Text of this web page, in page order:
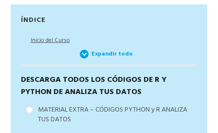
Barra
lateral
ÍNDICE
Inicio del Curso
Expandir todo
DESCARGA TODOS LOS CÓDIGOS DE R Y
PYTHON DE ANALIZA TUS DATOS
MATERIAL EXTRA – CÓDIGOS PYTHON y R ANALIZA
TUS DATOS